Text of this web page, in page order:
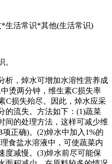
活常识*其他(生活常识)
，焯水可增加水溶性营养成
烫两分钟，维生素C损失率
C损失殆尽。因此，焯水应采
的流失。方法如下：(1)蔬菜
间的处理方法，这样可减少维
正确)。(2)焯水中加入1%的
食盐水溶液中，可使蔬菜内
度减慢。(3)焯水前尽可能保